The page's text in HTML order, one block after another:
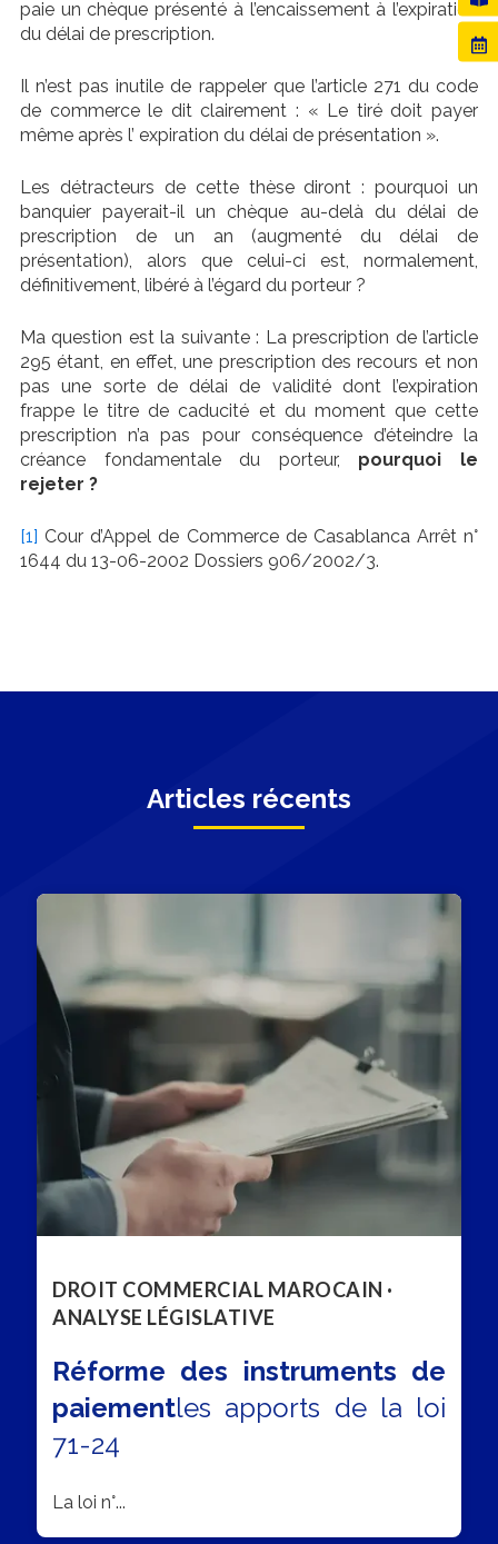
paie un chèque présenté à l’encaissement à l’expiration
du délai de prescription.
Il n’est pas inutile de rappeler que l’article 271 du code
de commerce le dit clairement : « Le tiré doit payer
même après l’ expiration du délai de présentation ».
Les détracteurs de cette thèse diront : pourquoi un
banquier payerait-il un chèque au-delà du délai de
prescription de un an (augmenté du délai de
présentation), alors que celui-ci est, normalement,
définitivement, libéré à l’égard du porteur ?
Ma question est la suivante : La prescription de l’article
295 étant, en effet, une prescription des recours et non
pas une sorte de délai de validité dont l’expiration
frappe le titre de caducité et du moment que cette
prescription n’a pas pour conséquence d’éteindre la
créance fondamentale du porteur, pourquoi le
rejeter ?
[1] Cour d’Appel de Commerce de Casablanca Arrêt n°
1644 du 13-06-2002 Dossiers 906/2002/3.
Articles récents
DROIT COMMERCIAL MAROCAIN ·
ANALYSE LÉGISLATIVE
Réforme des instruments de
paiementles apports de la loi
71-24
La loi n°...